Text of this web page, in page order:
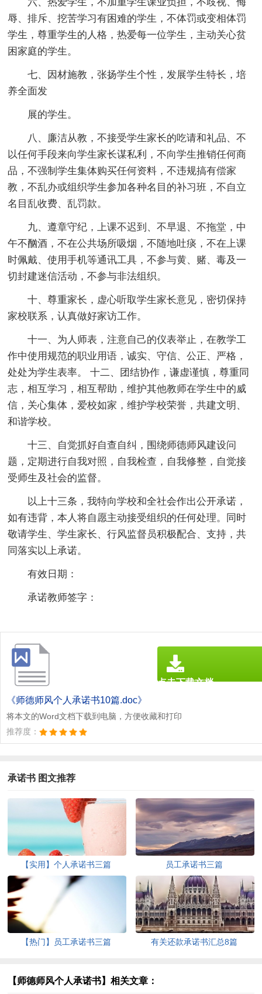
辱、排斥、挖苦学习有困难的学生，不体罚或变相体罚
学生，尊重学生的人格，热爱每一位学生，主动关心贫
困家庭的学生。
七、因材施教，张扬学生个性，发展学生特长，培
养全面发
展的学生。
八、廉洁从教，不接受学生家长的吃请和礼品、不
以任何手段来向学生家长谋私利，不向学生推销任何商
品，不强制学生集体购买任何资料，不违规搞有偿家
教，不乱办或组织学生参加各种名目的补习班，不自立
名目乱收费、乱罚款。
九、遵章守纪，上课不迟到、不早退、不拖堂，中
午不酗酒，不在公共场所吸烟，不随地吐痰，不在上课
时佩戴、使用手机等通讯工具，不参与黄、赌、毒及一
切封建迷信活动，不参与非法组织。
十、尊重家长，虚心听取学生家长意见，密切保持
家校联系，认真做好家访工作。
十一、为人师表，注意自己的仪表举止，在教学工
作中使用规范的职业用语，诚实、守信、公正、严格，
处处为学生表率。 十二、团结协作，谦虚谨慎，尊重同
志，相互学习，相互帮助，维护其他教师在学生中的威
信，关心集体，爱校如家，维护学校荣誉，共建文明、
和谐学校。
十三、自觉抓好自查自纠，围绕师德师风建设问
题，定期进行自我对照，自我检查，自我修整，自觉接
受师生及社会的监督。
以上十三条，我特向学校和全社会作出公开承诺，
如有违背，本人将自愿主动接受组织的任何处理。同时
敬请学生、学生家长、行风监督员积极配合、支持，共
同落实以上承诺。
有效日期：
承诺教师签字：
《师德师风个人承诺书10篇.doc》
将本文的Word文档下载到电脑，方便收藏和打印
推荐度：
点击下载文档
承诺书 图文推荐
【实用】个人承诺书三篇 员工承诺书三篇
【热门】员工承诺书三篇 有关还款承诺书汇总8篇
【师德师风个人承诺书】相关文章：